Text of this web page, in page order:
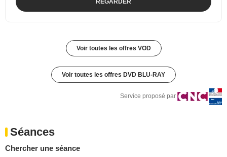
Voir toutes les offres VOD
Voir toutes les offres DVD BLU-RAY
Service proposé par
Séances
Chercher une séance